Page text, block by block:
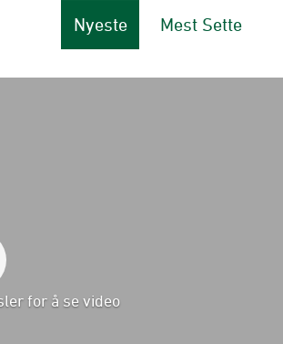
Nyeste Mest Sette
for å se video